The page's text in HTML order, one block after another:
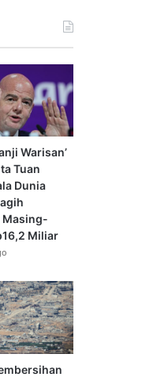
Warisan’
Tuan
Dunia
Masing-
Miliar